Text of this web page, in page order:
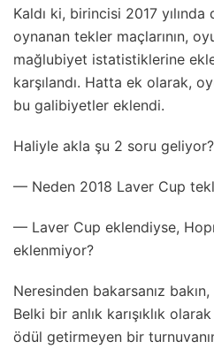
Kaldı ki, birincisi 2017
oynanan tekler maçlarının,
mağlubiyet istatistiklerine
karşılandı. Hatta ek olarak,
bu galibiyetler eklendi.
Haliyle akla şu 2 soru geliyor?
— Neden 2018 Laver Cup
— Laver Cup eklendiyse,
eklenmiyor?
Neresinden bakarsanız
Belki bir anlık karışıklık
ödül getirmeyen bir